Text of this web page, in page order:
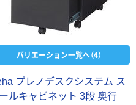
バリエーション一覧へ（4）
プレノデスクシステム ス
ルキャビネット 3段 奥行